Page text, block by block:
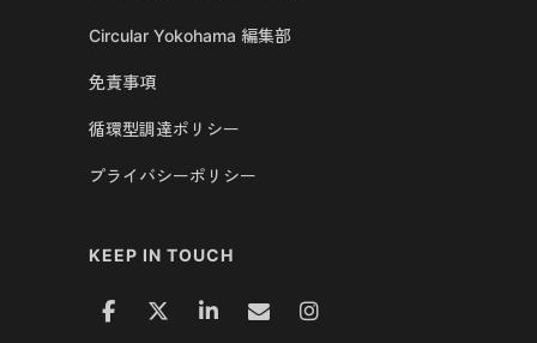
Circular Yokohama 編集部
免責事項
循環型調達ポリシー
プライバシーポリシー
KEEP IN TOUCH